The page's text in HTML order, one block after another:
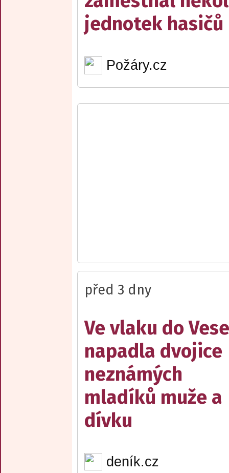
jednotek hasičů
Požáry.cz
před 3 dny
Ve vlaku do
napadla dvojice
neznámých
mladíků muže a
dívku
deník.cz